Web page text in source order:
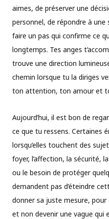
aimes, de préserver une
personnel, de répondre à
faire un pas qui confirme ce
longtemps. Tes anges
trouve une direction
chemin lorsque tu la diriges
ton attention, ton amour et
Aujourd’hui, il est bon de
ce que tu ressens. Certaines
lorsqu’elles touchent des
foyer, l’affection, la sécurité,
ou le besoin de protéger
demandent pas d’éteindre
donner sa juste mesure, pour
et non devenir une vague